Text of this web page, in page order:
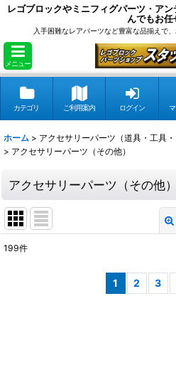
レゴブロックやミニフィグパーツ・ア
んでもお任
入手困難なレアパーツなど豊富な品揃えで
メニュー
カテゴリ ご利用案内 ログイン
ホーム > アクセサリーパーツ（道具・工具・
> アクセサリーパーツ（その他）
アクセサリーパーツ（その他）
199件
1 2 3